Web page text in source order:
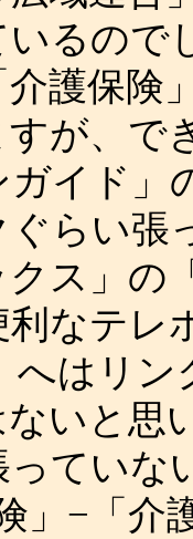
いるの
護保険
が、で
ガイド」
らい張
ス」の
なテレ
へはリ
ないと
ってい
」−「介